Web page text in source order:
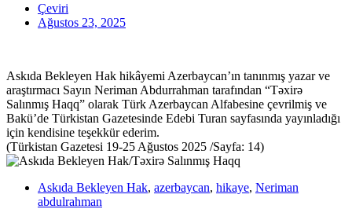
Çeviri
Ağustos 23, 2025
Askıda Bekleyen Hak hikâyemi Azerbaycan’ın tanınmış yazar ve
araştırmacı Sayın Neriman Abdurrahman tarafından “Təxirə
Salınmış Haqq” olarak Türk Azerbaycan Alfabesine çevrilmiş ve
Bakü’de Türkistan Gazetesinde Edebi Turan sayfasında yayınladığı
için kendisine teşekkür ederim.
(Türkistan Gazetesi 19-25 Ağustos 2025 /Sayfa: 14)
Askıda Bekleyen Hak, azerbaycan, hikaye, Neriman
abdulrahman